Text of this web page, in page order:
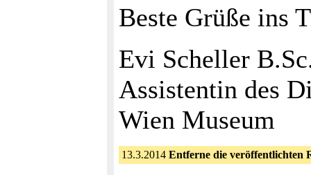
Beste Grüße ins
Evi Scheller
Assistentin des
Wien Museum
13.3.2014 Entferne die veröffentlichten